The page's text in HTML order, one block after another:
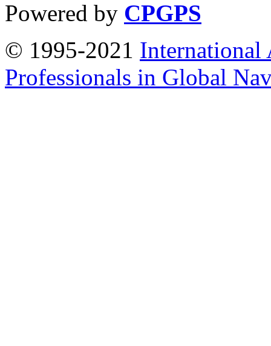
Powered by CPGPS
© 1995-2021 International
Professionals in Global